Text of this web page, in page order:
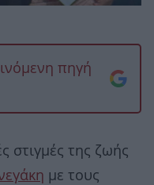
πηγή
στιγμές της ζωής
με τους